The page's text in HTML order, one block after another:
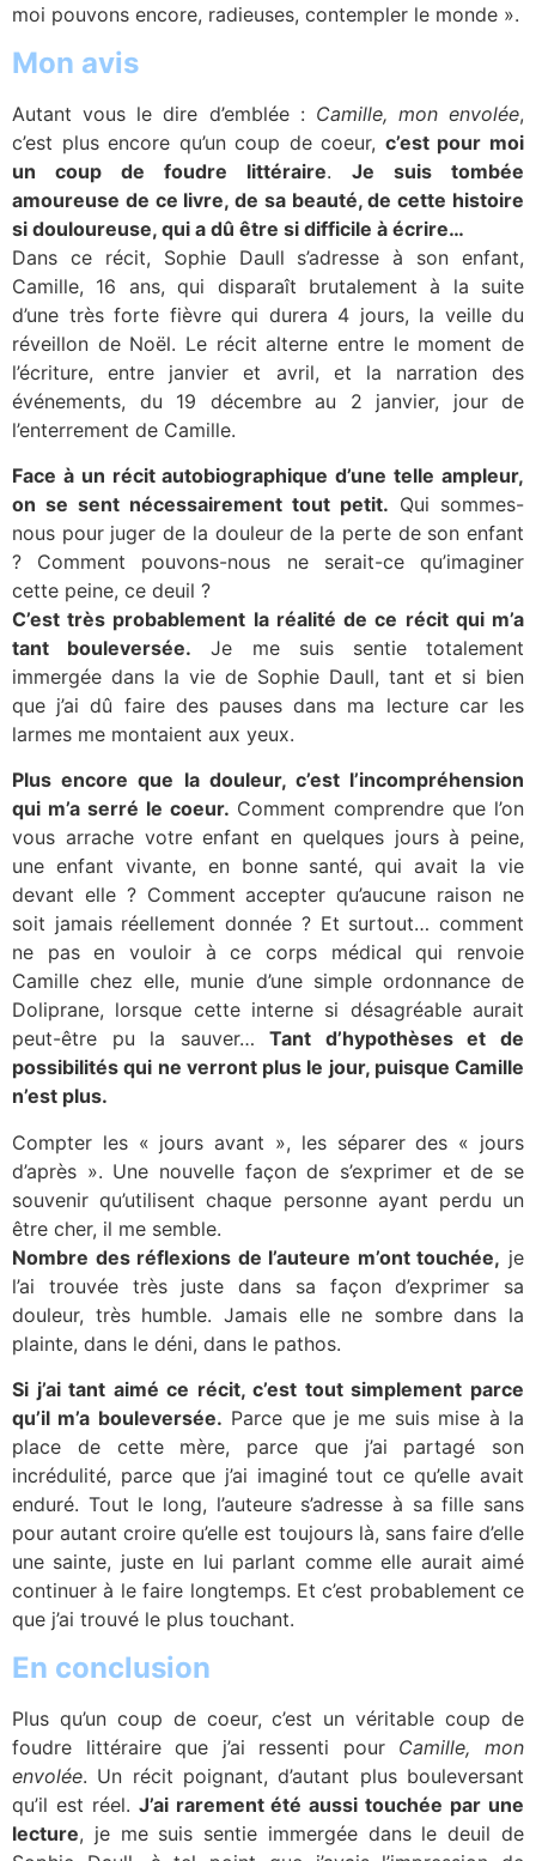
moi pouvons encore, radieuses, contempler le monde ».
Mon avis
Autant vous le dire d’emblée : Camille, mon envolée,
c’est plus encore qu’un coup de coeur, c’est pour moi
un coup de foudre littéraire. Je suis tombée
amoureuse de ce livre, de sa beauté, de cette histoire
si douloureuse, qui a dû être si difficile à écrire…
Dans ce récit, Sophie Daull s’adresse à son enfant,
Camille, 16 ans, qui disparaît brutalement à la suite
d’une très forte fièvre qui durera 4 jours, la veille du
réveillon de Noël. Le récit alterne entre le moment de
l’écriture, entre janvier et avril, et la narration des
événements, du 19 décembre au 2 janvier, jour de
l’enterrement de Camille.
Face à un récit autobiographique d’une telle ampleur,
on se sent nécessairement tout petit. Qui sommes-
nous pour juger de la douleur de la perte de son enfant
? Comment pouvons-nous ne serait-ce qu’imaginer
cette peine, ce deuil ?
C’est très probablement la réalité de ce récit qui m’a
tant bouleversée. Je me suis sentie totalement
immergée dans la vie de Sophie Daull, tant et si bien
que j’ai dû faire des pauses dans ma lecture car les
larmes me montaient aux yeux.
Plus encore que la douleur, c’est l’incompréhension
qui m’a serré le coeur. Comment comprendre que l’on
vous arrache votre enfant en quelques jours à peine,
une enfant vivante, en bonne santé, qui avait la vie
devant elle ? Comment accepter qu’aucune raison ne
soit jamais réellement donnée ? Et surtout… comment
ne pas en vouloir à ce corps médical qui renvoie
Camille chez elle, munie d’une simple ordonnance de
Doliprane, lorsque cette interne si désagréable aurait
peut-être pu la sauver…Tant d’hypothèses et de
possibilités qui ne verront plus le jour, puisque Camille
n’est plus.
Compter les « jours avant », les séparer des « jours
d’après ». Une nouvelle façon de s’exprimer et de se
souvenir qu’utilisent chaque personne ayant perdu un
être cher, il me semble.
Nombre des réflexions de l’auteure m’ont touchée, je
l’ai trouvée très juste dans sa façon d’exprimer sa
douleur, très humble. Jamais elle ne sombre dans la
plainte, dans le déni, dans le pathos.
Si j’ai tant aimé ce récit, c’est tout simplement parce
qu’il m’a bouleversée. Parce que je me suis mise à la
place de cette mère, parce que j’ai partagé son
incrédulité, parce que j’ai imaginé tout ce qu’elle avait
enduré. Tout le long, l’auteure s’adresse à sa fille sans
pour autant croire qu’elle est toujours là, sans faire d’elle
une sainte, juste en lui parlant comme elle aurait aimé
continuer à le faire longtemps. Et c’est probablement ce
que j’ai trouvé le plus touchant.
En conclusion
Plus qu’un coup de coeur, c’est un véritable coup de
foudre littéraire que j’ai ressenti pour Camille, mon
envolée. Un récit poignant, d’autant plus bouleversant
qu’il est réel. J’ai rarement été aussi touchée par une
lecture, je me suis sentie immergée dans le deuil de